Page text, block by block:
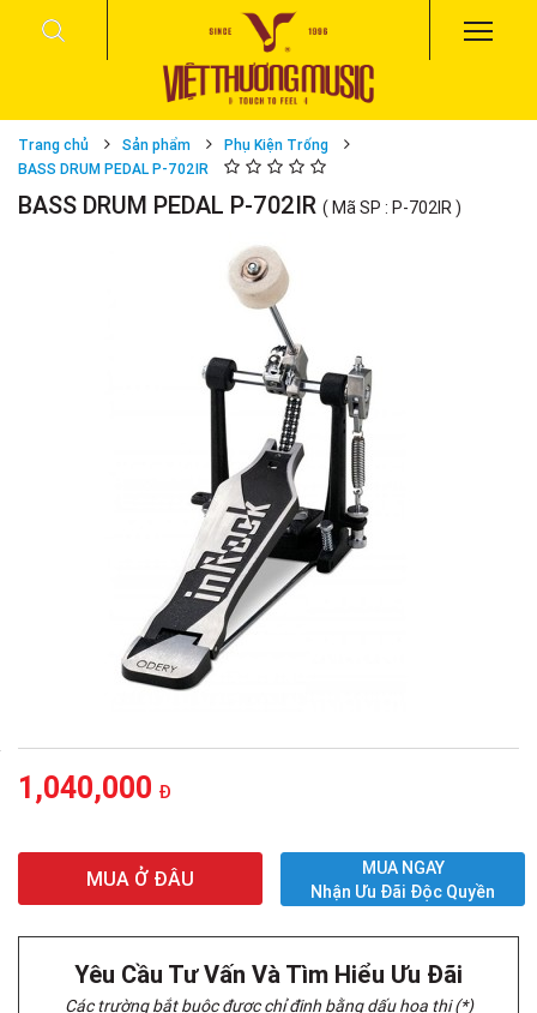
Trang chủ Sản phẩm
Phụ Kiện Trống
BASS DRUM PEDAL P-702IR
BASS DRUM PEDAL P-702IR ( Mã SP : P-702IR )
1,040,000 Đ
MUA Ở ĐÂU
MUA NGAY
Nhận Ưu Đãi Độc Quyền
Yêu Cầu Tư Vấn Và Tìm Hiểu Ưu Đãi
Các trường bắt buộc được chỉ định bằng dấu hoa thị (*)